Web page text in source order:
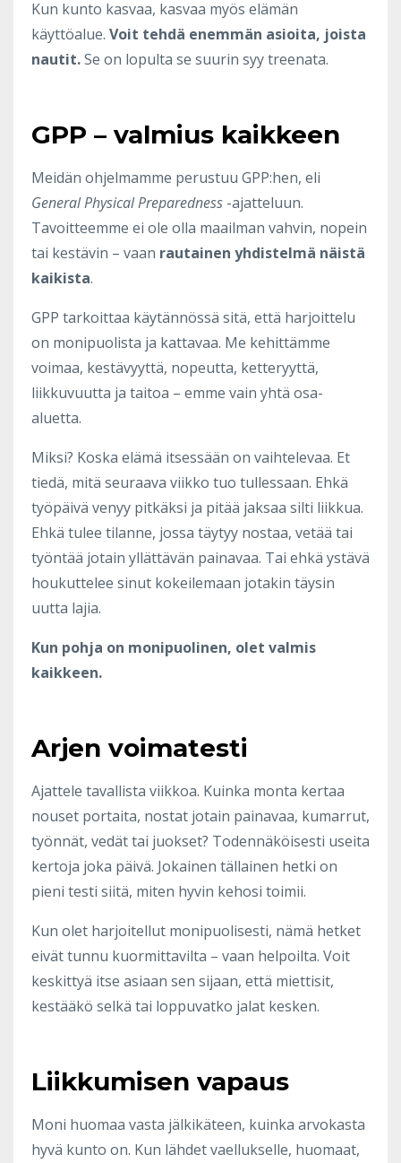
Kun kunto kasvaa, kasvaa myös elämän
käyttöalue. Voit tehdä enemmän asioita, joista
nautit.Se on lopulta se suurin syy treenata.
GPP – valmius kaikkeen
Meidän ohjelmamme perustuu GPP:hen, eli
General Physical Preparedness -ajatteluun.
Tavoitteemme ei ole olla maailman vahvin, nopein
tai kestävin – vaan rautainen yhdistelmä näistä
kaikista.
GPP tarkoittaa käytännössä sitä, että harjoittelu
on monipuolista ja kattavaa. Me kehittämme
voimaa, kestävyyttä, nopeutta, ketteryyttä,
liikkuvuutta ja taitoa – emme vain yhtä osa-
aluetta.
Miksi? Koska elämä itsessään on vaihtelevaa. Et
tiedä, mitä seuraava viikko tuo tullessaan. Ehkä
työpäivä venyy pitkäksi ja pitää jaksaa silti liikkua.
Ehkä tulee tilanne, jossa täytyy nostaa, vetää tai
työntää jotain yllättävän painavaa. Tai ehkä ystävä
houkuttelee sinut kokeilemaan jotakin täysin
uutta lajia.
Kun pohja on monipuolinen, olet valmis
kaikkeen.
Arjen voimatesti
Ajattele tavallista viikkoa. Kuinka monta kertaa
nouset portaita, nostat jotain painavaa, kumarrut,
työnnät, vedät tai juokset? Todennäköisesti useita
kertoja joka päivä. Jokainen tällainen hetki on
pieni testi siitä, miten hyvin kehosi toimii.
Kun olet harjoitellut monipuolisesti, nämä hetket
eivät tunnu kuormittavilta – vaan helpoilta. Voit
keskittyä itse asiaan sen sijaan, että miettisit,
kestääkö selkä tai loppuvatko jalat kesken.
Liikkumisen vapaus
Moni huomaa vasta jälkikäteen, kuinka arvokasta
hyvä kunto on. Kun lähdet vaellukselle, huomaat,